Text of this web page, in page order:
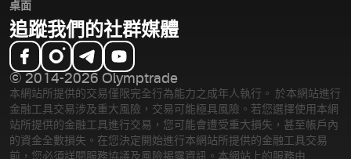
桌面
追蹤我們的社群媒體
© 2014-2026 Olymptrade
本網站所提供的交易僅限完全行為能力之成年人執行。 於本網站進行
金融工具交易涉及重大風險，交易可能極具風險。若您選擇使用本網
站所提供的金融工具進行交易，您可能會遭受重大損失，甚至帳戶內
的資金全數損失。在您決定開始進行本網站所提供的金融工具交易